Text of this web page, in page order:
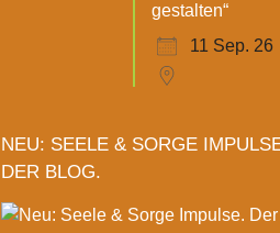
gestalten“
11 Sep. 26
NEU: SEELE & SORGE
DER BLOG.